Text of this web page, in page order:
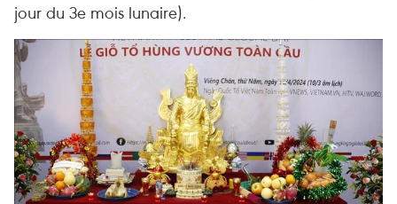
jour du 3e mois lunaire).